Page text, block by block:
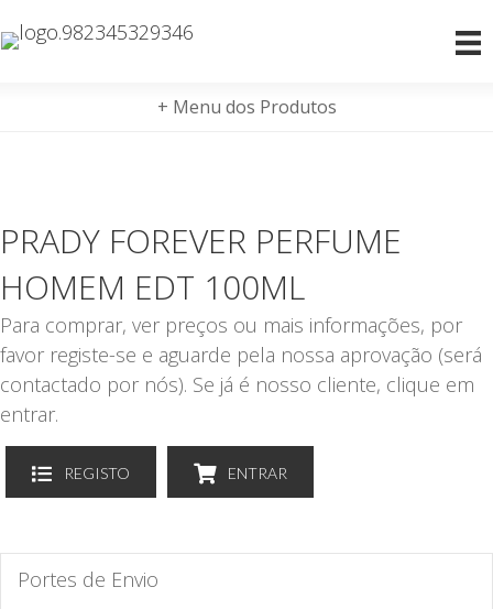
+ Menu dos Produtos
PRADY FOREVER PERFUME
HOMEM EDT 100ML
Para comprar, ver preços ou mais informações, por
favor registe-se e aguarde pela nossa aprovação (será
contactado por nós). Se já é nosso cliente, clique em
entrar.
REGISTO ENTRAR
Portes de Envio